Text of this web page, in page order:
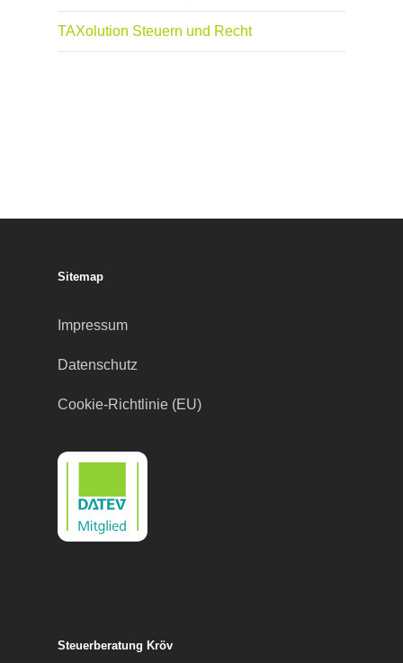
TAXolution Steuern und Recht
Sitemap
Impressum
Datenschutz
Cookie-Richtlinie (EU)
Steuerberatung Kröv